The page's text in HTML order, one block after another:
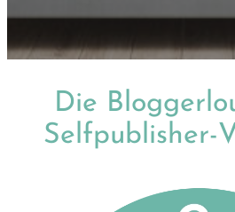
Die
Selfpublisher-